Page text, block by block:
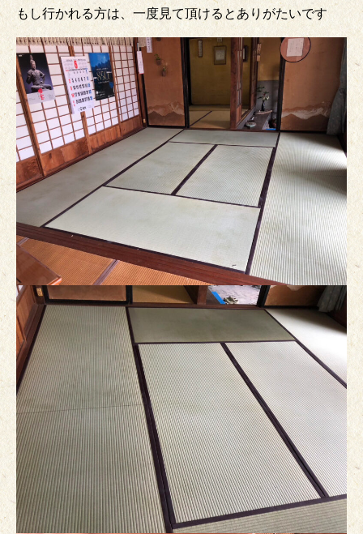
もし行かれる方は、一度見て頂けるとありがたいです